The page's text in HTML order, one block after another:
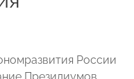
России